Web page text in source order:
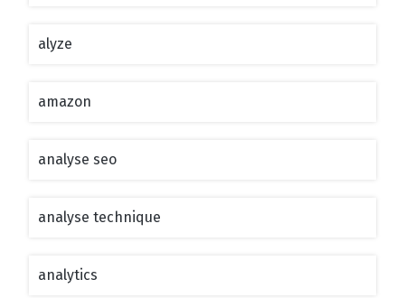
alyze
amazon
analyse seo
analyse technique
analytics